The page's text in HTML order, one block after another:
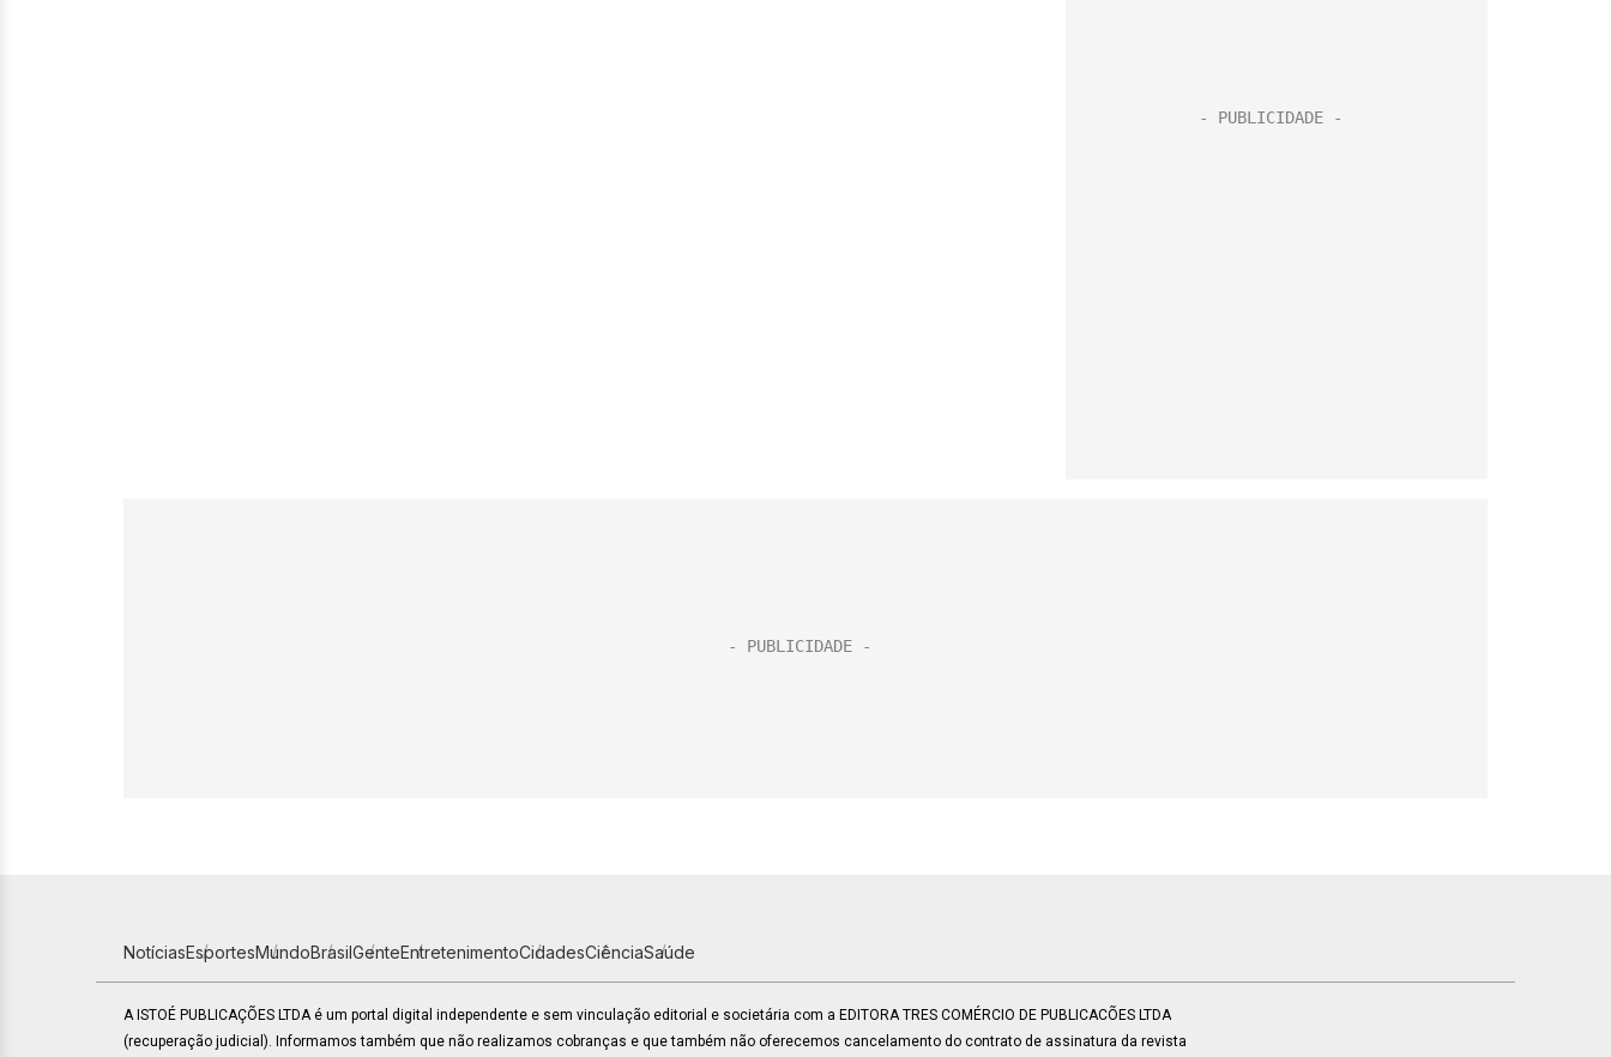
NotíciasEsportesMundoBrasilGenteEntretenimentoCidadesCiênciaSaúde
A ISTOÉ PUBLICAÇÕES LTDA é um portal digital independente e sem vinculação editorial e societária com a EDITORA TRES COMÉRCIO DE PUBLICACÕES LTDA
(recuperação judicial). Informamos também que não realizamos cobranças e que também não oferecemos cancelamento do contrato de assinatura da revista